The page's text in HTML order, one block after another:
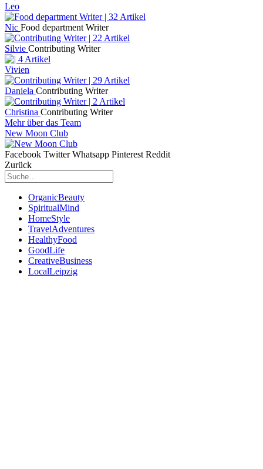
Leo
Nic Food department Writer
Silvie Contributing Writer
Vivien
Daniela Contributing Writer
Christina Contributing Writer
Mehr über das Team
New Moon Club
Facebook Twitter Whatsapp Pinterest Reddit
Zurück
OrganicBeauty
SpiritualMind
HomeStyle
TravelAdventures
HealthyFood
GoodLife
CreativeBusiness
LocalLeipzig